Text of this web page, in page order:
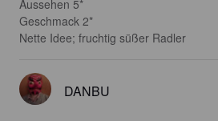
Aussehen 5*
Geschmack 2*
Nette Idee; fruchtig süßer Radler
DANBU